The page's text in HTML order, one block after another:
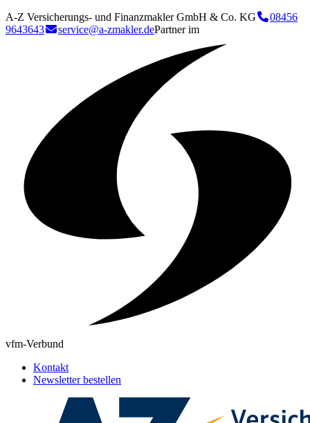
A-Z Versicherungs- und Finanzmakler GmbH & Co. KG
08456
9643643
service@a-zmakler.dePartner im
vfm-Verbund
Kontakt
Newsletter bestellen